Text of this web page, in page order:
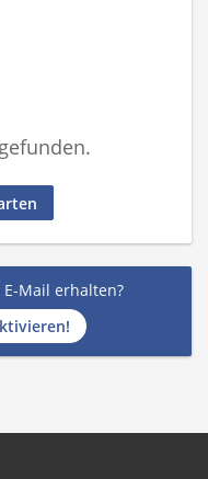
Mail erhalten?